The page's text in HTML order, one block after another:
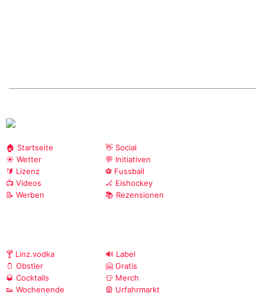
🏠 Startseite
☀️ Wetter
🔰 Lizenz
📺 Videos
📝 Werben
👋 Social
💬 Initiativen
⚽ Fussball
🏒 Eishockey
📚 Rezensionen
🍸 Linz.vodka
🫙 Obstler
🥃 Cocktails
👟 Wochenende
🔊 Label
🤗 Gratis
👕 Merch
🎡 Urfahrmarkt